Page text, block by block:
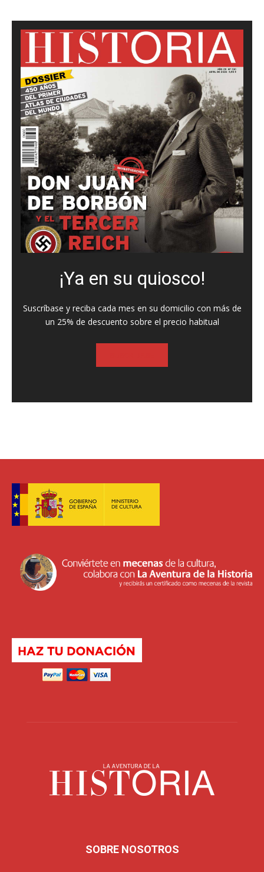
¡Ya en su quiosco!
Suscríbase y reciba cada mes en su domicilio con más de
un 25% de descuento sobre el precio habitual
SOBRE NOSOTROS